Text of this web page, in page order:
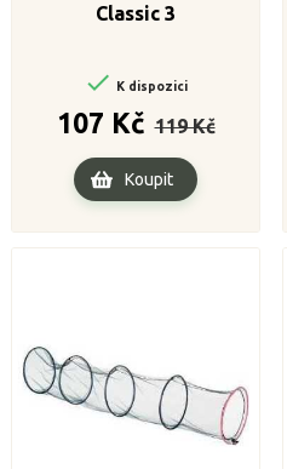
Classic 3
 K dispozici
107 Kč cena
119 Kč
Cena
Koupit